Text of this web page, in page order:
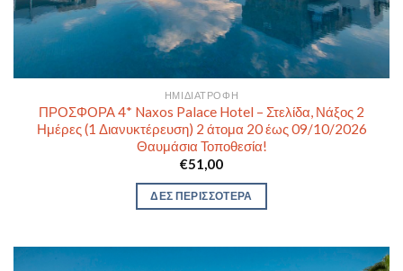
ΗΜΙΔΙΑΤΡΟΦΉ
ΠΡΟΣΦΟΡΑ 4* Naxos Palace Hotel – Στελίδα, Νάξος 2
Ημέρες (1 Διανυκτέρευση) 2 άτομα 20 έως 09/10/2026
Θαυμάσια Τοποθεσία!
€51,00
ΔΕΣ ΠΕΡΙΣΣΟΤΕΡΑ